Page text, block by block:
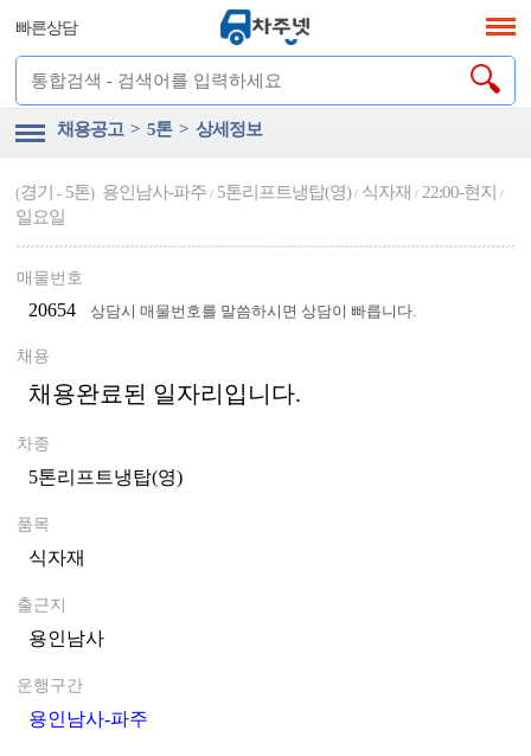
빠른상담
채용공고 > 5톤 > 상세정보
(경기 - 5톤) 용인남사-파주/ 5톤리프트냉탑(영)/ 식자재/ 22:00-현지/
일요일
매물번호
20654 상담시 매물번호를 말씀하시면 상담이 빠릅니다.
채용
채용완료된 일자리입니다.
차종
5톤리프트냉탑(영)
품목
식자재
출근지
용인남사0
운행구간
용인남사-파주